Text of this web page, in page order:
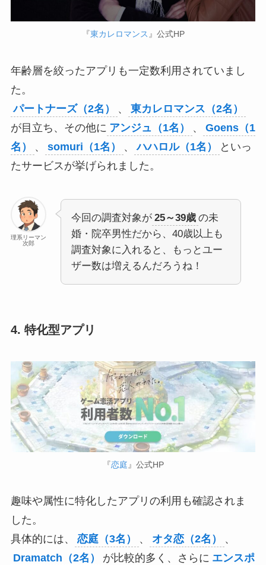
『東カレロマンス 』公式HP
年齢層を絞ったアプリも一定数利用されていまし
た。
パートナーズ（2名）
、
東カレロマンス（2名）
が目立ち、その他に アンジュ（1名） 、
Goens（1
名）
、 somuri（1名） 、 ハハロル（1名）
といっ
たサービスが挙げられました。
理系リーマン
次郎
今回の調査対象が 25～39歳 の未
婚・院卒男性だから、40歳以上も
調査対象に入れると、もっとユー
ザー数は増えるんだろうね！
4. 特化型アプリ
『恋庭 』公式HP
趣味や属性に特化したアプリの利用も確認されま
した。
具体的には、
恋庭（3名） 、 オタ恋（2名）
、
Dramatch（2名）
が比較的多く、さらに エンスポ